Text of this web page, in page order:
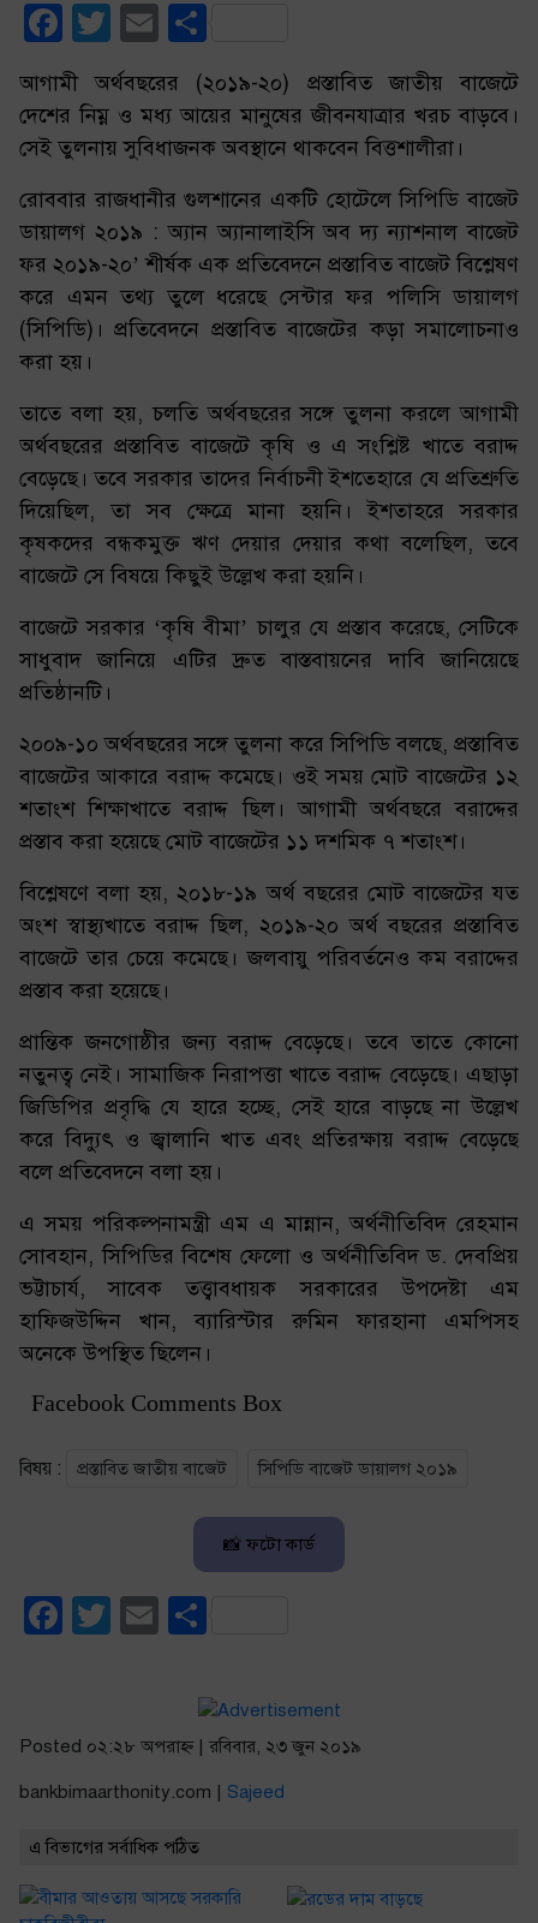
Facebook
TwitterEmail
আগামী অর্থবছরের (২০১৯-২০) প্রস্তাবিত জাতীয় বাজেটে
দেশের নিম্ন ও মধ্য আয়ের মানুষের জীবনযাত্রার খরচ বাড়বে।
সেই তুলনায় সুবিধাজনক অবস্থানে থাকবেন বিত্তশালীরা।
রোববার রাজধানীর গুলশানের একটি হোটেলে সিপিডি বাজেট
ডায়ালগ ২০১৯ : অ্যান অ্যানালাইসি অব দ্য ন্যাশনাল বাজেট
ফর ২০১৯-২০’ শীর্ষক এক প্রতিবেদনে প্রস্তাবিত বাজেট বিশ্লেষণ
করে এমন তথ্য তুলে ধরেছে সেন্টার ফর পলিসি ডায়ালগ
(সিপিডি)। প্রতিবেদনে প্রস্তাবিত বাজেটের কড়া সমালোচনাও
করা হয়।
তাতে বলা হয়, চলতি অর্থবছরের সঙ্গে তুলনা করলে আগামী
অর্থবছরের প্রস্তাবিত বাজেটে কৃষি ও এ সংশ্লিষ্ট খাতে বরাদ্দ
বেড়েছে। তবে সরকার তাদের নির্বাচনী ইশতেহারে যে প্রতিশ্রুতি
দিয়েছিল, তা সব ক্ষেত্রে মানা হয়নি। ইশতাহরে সরকার
কৃষকদের বন্ধকমুক্ত ঋণ দেয়ার দেয়ার কথা বলেছিল, তবে
বাজেটে সে বিষয়ে কিছুই উল্লেখ করা হয়নি।
বাজেটে সরকার ‘কৃষি বীমা’ চালুর যে প্রস্তাব করেছে, সেটিকে
সাধুবাদ জানিয়ে এটির দ্রুত বাস্তবায়নের দাবি জানিয়েছে
প্রতিষ্ঠানটি।
২০০৯-১০ অর্থবছরের সঙ্গে তুলনা করে সিপিডি বলছে, প্রস্তাবিত
বাজেটের আকারে বরাদ্দ কমেছে। ওই সময় মোট বাজেটের ১২
শতাংশ শিক্ষাখাতে বরাদ্দ ছিল। আগামী অর্থবছরে বরাদ্দের
প্রস্তাব করা হয়েছে মোট বাজেটের ১১ দশমিক ৭ শতাংশ।
বিশ্লেষণে বলা হয়, ২০১৮-১৯ অর্থ বছরের মোট বাজেটের যত
অংশ স্বাস্থ্যখাতে বরাদ্দ ছিল, ২০১৯-২০ অর্থ বছরের প্রস্তাবিত
বাজেটে তার চেয়ে কমেছে। জলবায়ু পরিবর্তনেও কম বরাদ্দের
প্রস্তাব করা হয়েছে।
প্রান্তিক জনগোষ্ঠীর জন্য বরাদ্দ বেড়েছে। তবে তাতে কোনো
নতুনত্ব নেই। সামাজিক নিরাপত্তা খাতে বরাদ্দ বেড়েছে। এছাড়া
জিডিপির প্রবৃদ্ধি যে হারে হচ্ছে, সেই হারে বাড়ছে না উল্লেখ
করে বিদ্যুৎ ও জ্বালানি খাত এবং প্রতিরক্ষায় বরাদ্দ বেড়েছে
বলে প্রতিবেদনে বলা হয়।
এ সময় পরিকল্পনামন্ত্রী এম এ মান্নান, অর্থনীতিবিদ রেহমান
সোবহান, সিপিডির বিশেষ ফেলো ও অর্থনীতিবিদ ড. দেবপ্রিয়
ভট্টাচার্য, সাবেক তত্ত্বাবধায়ক সরকারের উপদেষ্টা এম
হাফিজউদ্দিন খান, ব্যারিস্টার রুমিন ফারহানা এমপিসহ
অনেকে উপস্থিত ছিলেন।
Facebook Comments Box
বিষয় : প্রস্তাবিত জাতীয় বাজেট সিপিডি বাজেট ডায়ালগ ২০১৯
📸 ফটো কার্ড
Facebook
TwitterEmail
Posted ০২:২৮ অপরাহ্ণ | রবিবার, ২৩ জুন ২০১৯
bankbimaarthonity.com | Sajeed
এ বিভাগের সর্বাধিক পঠিত